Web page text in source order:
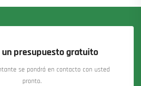
un presupuesto gratuito
se pondrá en contacto con usted
pronto.